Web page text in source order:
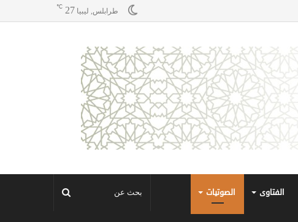
طرابلس, ليبيا 27
℃
الفتاوى الصوتيات